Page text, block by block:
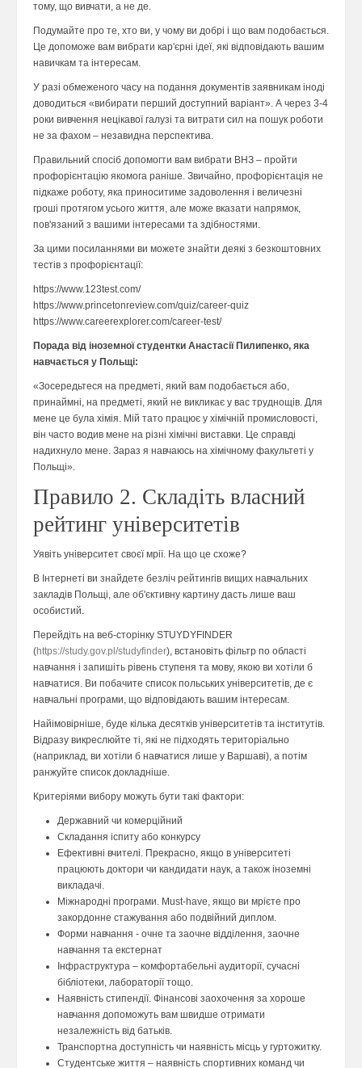
тому, що вивчати, а не де.
Подумайте про те, хто ви, у чому ви добрі і що вам подобається.
Це допоможе вам вибрати кар'єрні ідеї, які відповідають вашим
навичкам та інтересам.
У разі обмеженого часу на подання документів заявникам іноді
доводиться «вибирати перший доступний варіант». А через 3-4
роки вивчення нецікавої галузі та витрати сил на пошук роботи
не за фахом – незавидна перспектива.
Правильний спосіб допомогти вам вибрати ВНЗ – пройти
профорієнтацію якомога раніше. Звичайно, профорієнтація не
підкаже роботу, яка приноситиме задоволення і величезні
гроші протягом усього життя, але може вказати напрямок,
пов'язаний з вашими інтересами та здібностями.
За цими посиланнями ви можете знайти деякі з безкоштовних
тестів з профорієнтації:
https://www.123test.com/
https://www.princetonreview.com/quiz/career-quiz
https://www.careerexplorer.com/career-test/
Порада від іноземної студентки Анастасії Пилипенко, яка
навчається у Польщі:
«Зосередьтеся на предметі, який вам подобається або,
принаймні, на предметі, який не викликає у вас труднощів. Для
мене це була хімія. Мій тато працює у хімічній промисловості,
він часто водив мене на різні хімічні виставки. Це справді
надихнуло мене. Зараз я навчаюсь на хімічному факультеті у
Польщі».
Правило 2. Складіть власний
рейтинг університетів
Уявіть університет своєї мрії. На що це схоже?
В Інтернеті ви знайдете безліч рейтингів вищих навчальних
закладів Польщі, але об'єктивну картину дасть лише ваш
особистий.
Перейдіть на веб-сторінку STUYDYFINDER
(https://study.gov.pl/studyfinder), встановіть фільтр по області
навчання і запишіть рівень ступеня та мову, якою ви хотіли б
навчатися. Ви побачите список польських університетів, де є
навчальні програми, що відповідають вашим інтересам.
Найімовірніше, буде кілька десятків університетів та інститутів.
Відразу викреслюйте ті, які не підходять територіально
(наприклад, ви хотіли б навчатися лише у Варшаві), а потім
ранжуйте список докладніше.
Критеріями вибору можуть бути такі фактори:
Державний чи комерційний
Складання іспиту або конкурсу
Ефективні вчителі. Прекрасно, якщо в університеті
працюють доктори чи кандидати наук, а також іноземні
викладачі.
Міжнародні програми. Must-have, якщо ви мрієте про
закордонне стажування або подвійний диплом.
Форми навчання - очне та заочне відділення, заочне
навчання та екстернат
Інфраструктура – комфортабельні аудиторії, сучасні
бібліотеки, лабораторії тощо.
Наявність стипендії. Фінансові заохочення за хороше
навчання допоможуть вам швидше отримати
незалежність від батьків.
Транспортна доступність чи наявність місць у гуртожитку.
Студентське життя – наявність спортивних команд чи